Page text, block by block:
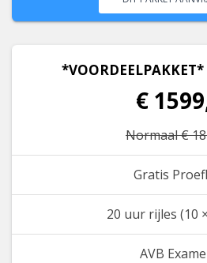
€
Normaal €
Gratis
20 uur rijles (10
AVB